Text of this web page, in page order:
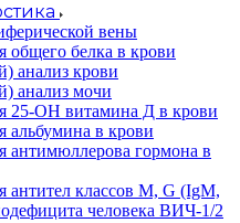
вены
общего белка в крови
анализ крови
анализ мочи
25-OH витамина Д в крови
альбумина в крови
антимюллерова гормона в
антител классов M, G (IgM,
человека ВИЧ-1/2